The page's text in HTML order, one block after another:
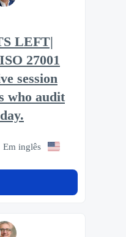
LEFT|
27001
session
who audit
Em inglês